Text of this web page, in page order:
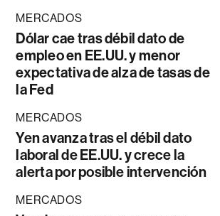
MERCADOS
Dólar cae tras débil dato de
empleo en EE.UU. y menor
expectativa de alza de tasas de
la Fed
MERCADOS
Yen avanza tras el débil dato
laboral de EE.UU. y crece la
alerta por posible intervención
MERCADOS